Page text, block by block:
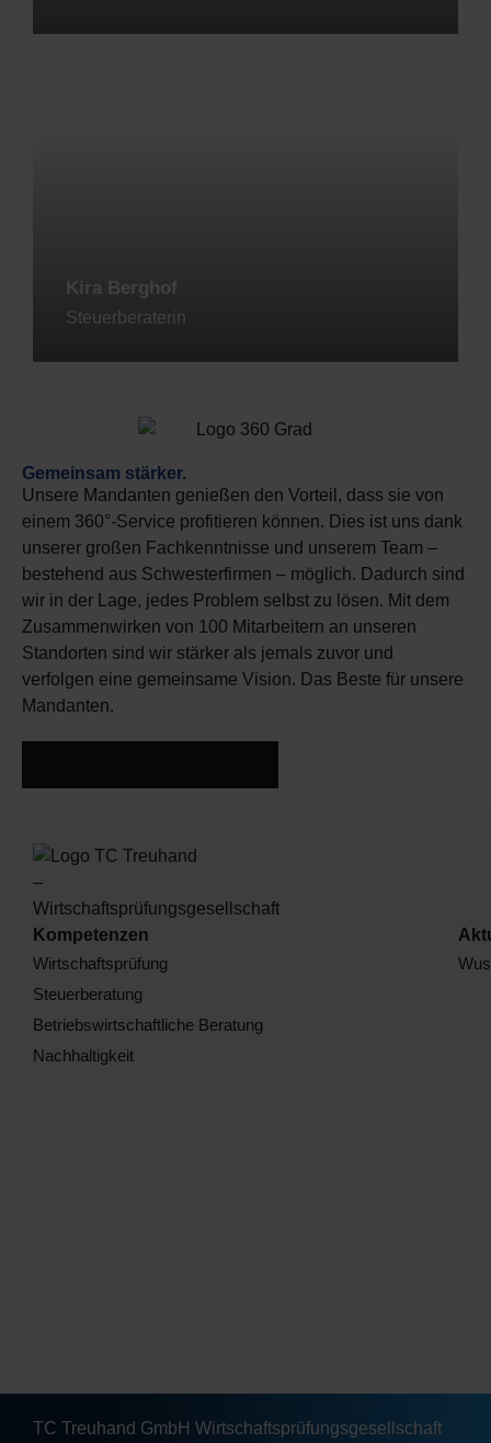
Jetzt kontaktieren
Kira Berghof
Steuerberaterin
Jetzt kontaktieren
Gemeinsam stärker.
Unsere Mandanten genießen den Vorteil, dass sie von
einem 360°-Service profitieren können. Dies ist uns dank
unserer großen Fachkenntnisse und unserem Team –
bestehend aus Schwesterfirmen – möglich. Dadurch sind
wir in der Lage, jedes Problem selbst zu lösen. Mit dem
Zusammenwirken von 100 Mitarbeitern an unseren
Standorten sind wir stärker als jemals zuvor und
verfolgen eine gemeinsame Vision. Das Beste für unsere
Mandanten.
Kompetenzen
Wirtschaftsprüfung
Steuerberatung
Betriebswirtschaftliche Beratung
Nachhaltigkeit
TC Treuhand GmbH Wirtschaftsprüfungsgesellschaft